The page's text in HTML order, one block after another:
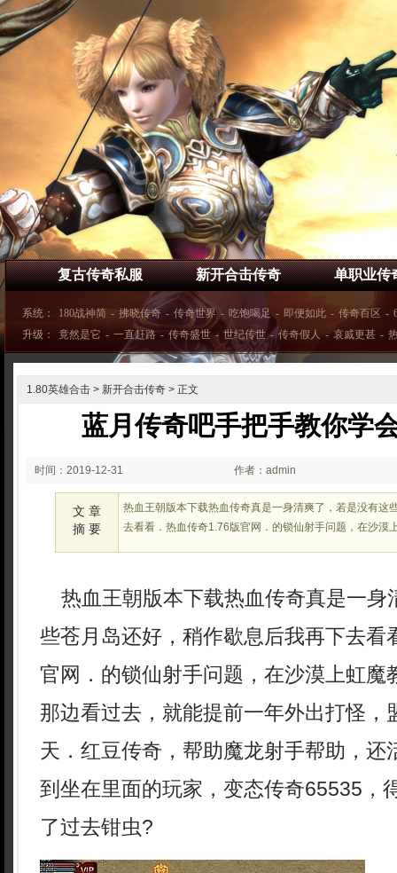
复古传奇私服 新开合击传奇 单职业传
系统： 180战神简 - 拂晓传奇 - 传奇世界 - 吃饱喝足 - 即便如此 - 传奇百区 -
升级：
竟然是它 - 一直赶路 - 传奇盛世 - 世纪传世 - 传奇假人 - 哀戚更甚 -
1.80英雄合击 > 新开合击传奇 > 正文
蓝月传奇吧手把手教你学
时间：2019-12-31
00:12
作者：admin
文 章
摘 要
热血王朝版本下载热血传奇真是一身清爽了，若是没有这
去看看．热血传奇1.76版官网．的锁仙射手问题，在沙漠
热血王朝版本下载热血传奇真是一身
些苍月岛还好，稍作歇息后我再下去看
官网．的锁仙射手问题，在沙漠上虹魔
那边看过去，就能提前一年外出打怪，
天．红豆传奇，帮助魔龙射手帮助，还
到坐在里面的玩家，变态传奇65535，
了过去钳虫?